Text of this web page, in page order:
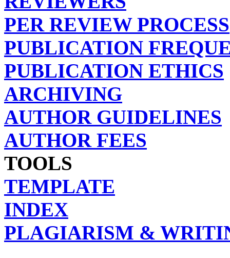
PER REVIEW PROCESS
PUBLICATION
PUBLICATION ETHICS
ARCHIVING
AUTHOR GUIDELINES
AUTHOR FEES
TOOLS
TEMPLATE
INDEX
PLAGIARISM &